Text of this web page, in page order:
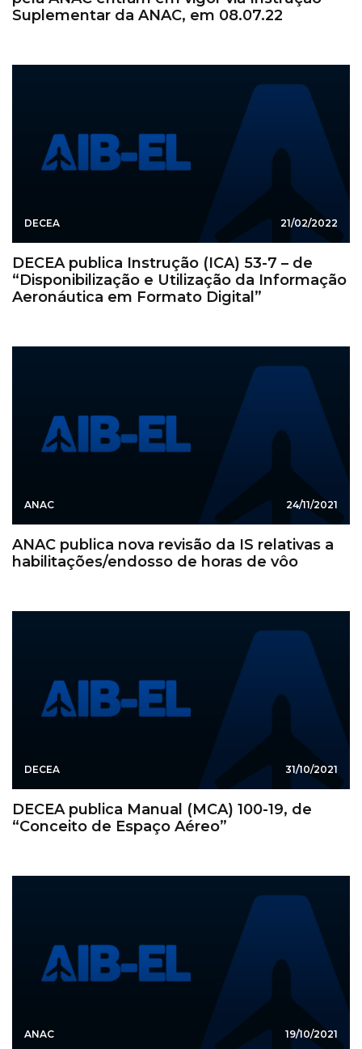
Suplementar da ANAC, em 08.07.22
DECEA 21/02/2022
DECEA publica Instrução (ICA) 53-7 – de
“Disponibilização e Utilização da Informação
Aeronáutica em Formato Digital”
ANAC 24/11/2021
ANAC publica nova revisão da IS relativas a
habilitações/endosso de horas de vôo
DECEA 31/10/2021
DECEA publica Manual (MCA) 100-19, de
“Conceito de Espaço Aéreo”
ANAC 19/10/2021